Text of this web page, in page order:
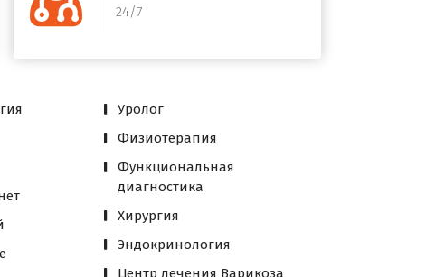
24/7
Уролог
Физиотерапия
Функциональная
диагностика
Хирургия
Эндокринология
Центр лечения Варикоза